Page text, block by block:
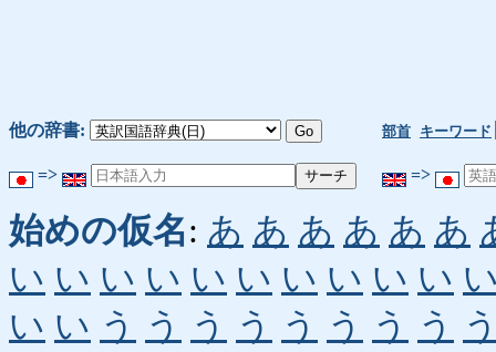
他の辞書: 部首 キーワード
=> =>
始めの仮名: あ あ あ あ あ あ
い い い い い い い い い い
い い う う う う う う う う